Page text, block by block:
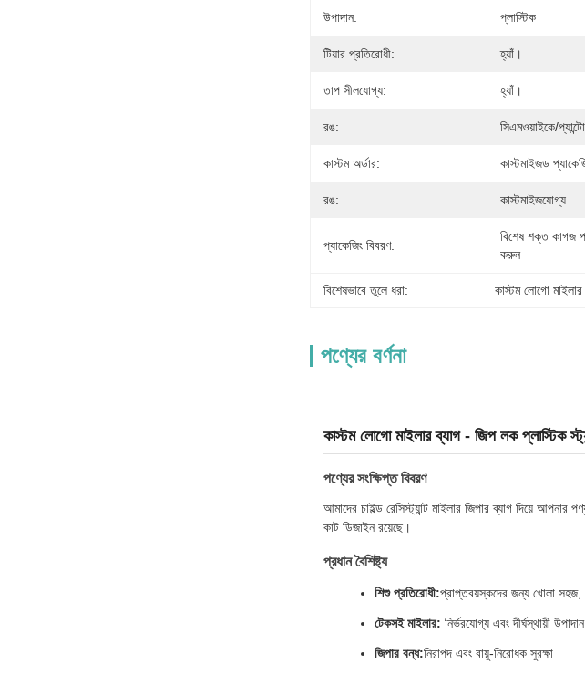
উপাদান: প্লাস্টিক
টিয়ার প্রতিরোধী: হ্যাঁ।
তাপ সীলযোগ্য: হ্যাঁ।
রঙ: সিএমওয়াইকে/
কাস্টম অর্ডার: কাস্টমাইজড
রঙ: কাস্টমাইজযোগ্য
প্যাকেজিং বিবরণ:
বিশেষ শক্ত কাগজ
করুন
বিশেষভাবে তুলে ধরা: কাস্টম লোগো মাইলার
পণ্যের বর্ণনা
কাস্টম লোগো মাইলার ব্যাগ - জিপ লক প্লাস্টিক
পণ্যের সংক্ষিপ্ত বিবরণ
আমাদের চাইল্ড রেসিস্ট্যান্ট মাইলার জিপার ব্যাগ দিয়ে
কাট ডিজাইন রয়েছে।
প্রধান বৈশিষ্ট্য
শিশু প্রতিরোধী:প্রাপ্তবয়স্কদের জন্য খোলা সহজ,
টেকসই মাইলার: নির্ভরযোগ্য এবং দীর্ঘস্থায়ী উপাদান
জিপার বন্ধ:নিরাপদ এবং বায়ু-নিরোধক সুরক্ষা